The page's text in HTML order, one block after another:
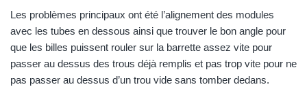
Les problèmes principaux ont été l’alignement des modules
avec les tubes en dessous ainsi que trouver le bon angle pour
que les billes puissent rouler sur la barrette assez vite pour
passer au dessus des trous déjà remplis et pas trop vite pour ne
pas passer au dessus d’un trou vide sans tomber dedans.